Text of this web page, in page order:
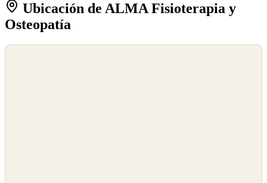
Ubicación de ALMA Fisioterapia y
Osteopatía